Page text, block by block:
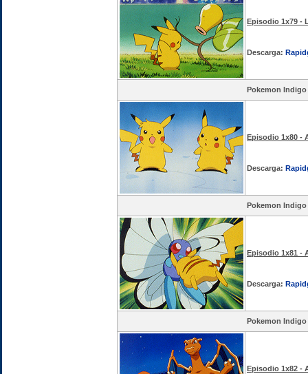
Episodio 1x79 -
Descarga:
Pokemon Indigo
Episodio 1x80 -
Descarga:
Pokemon Indigo
Episodio 1x81 -
Descarga:
Pokemon Indigo
Episodio 1x82 -